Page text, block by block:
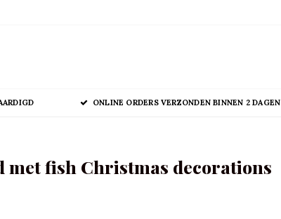
ONLINE ORDERS VERZONDEN BINNEN 2 DAGEN
met fish Christmas decorations